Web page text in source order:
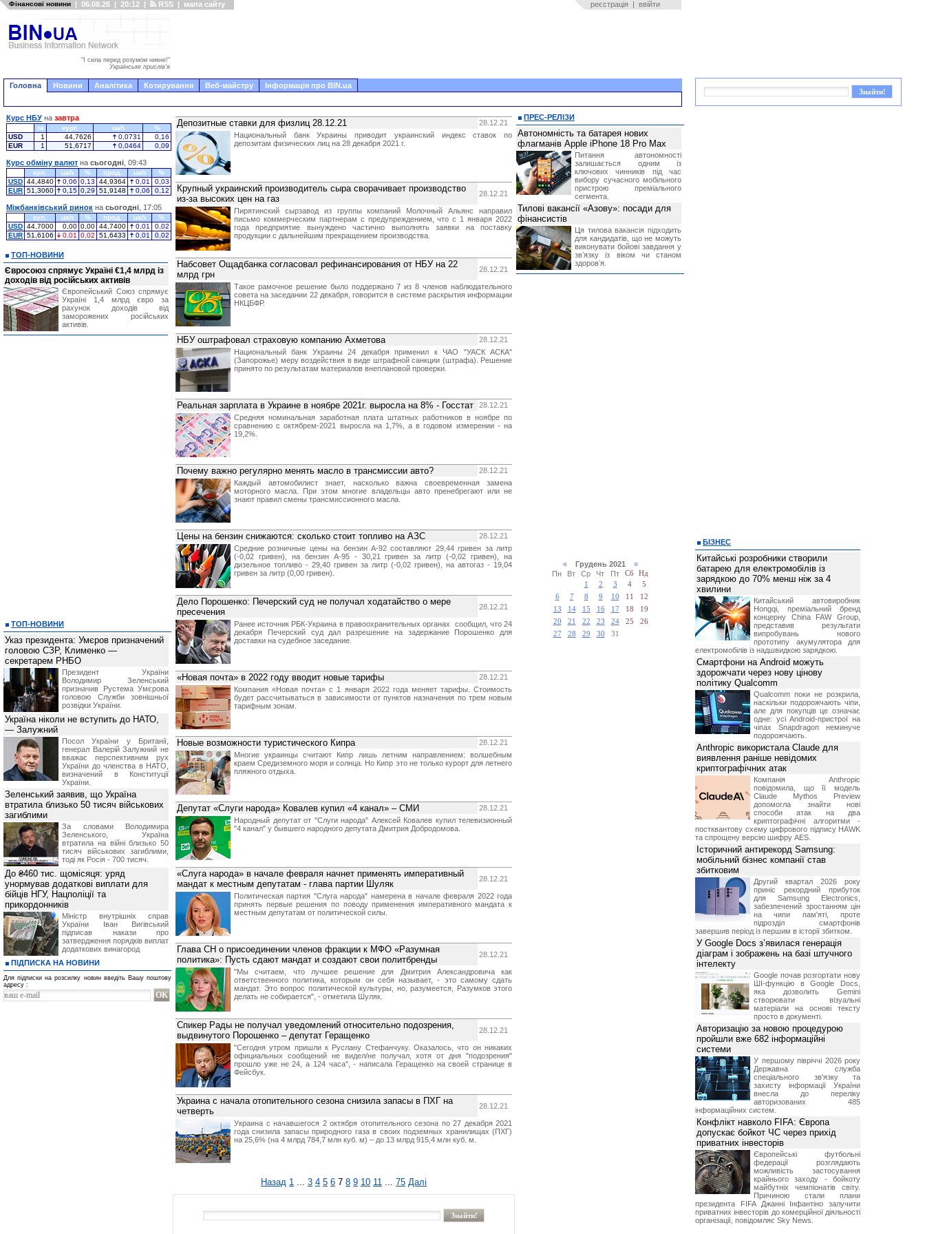
Фінансові новини | 06.08.26 | 20:12 | RSS | мапа сайту реєстрація | ввійти
"І сила перед розумом никне!"
Українське прислів'я
Головна Новини Аналітика Котирування Веб-майстру Інформація про BIN.ua
Депозитные ставки для физлиц 28.12.21
28.12.21
Национальный банк Украины приводит украинский индекс ставок по
депозитам физических лиц на 28 декабря 2021 г.
Крупный украинский производитель сыра сворачивает производство
из-за высоких цен на газ
28.12.21
Пирятинский сырзавод из группы компаний Молочный Альянс направил
письмо коммерческим партнерам с предупреждением, что с 1 января 2022
года предприятие вынуждено частично выполнять заявки на поставку
продукции с дальнейшим прекращением производства.
Набсовет Ощадбанка согласовал рефинансирования от НБУ на 22
млрд грн
28.12.21
Такое рамочное решение было поддержано 7 из 8 членов наблюдательного
совета на заседании 22 декабря, говорится в системе раскрытия информации
НКЦБФР.
НБУ оштрафовал страховую компанию Ахметова
28.12.21
Национальный банк Украины 24 декабря применил к ЧАО "УАСК АСКА"
(Запорожье) меру воздействия в виде штрафной санкции (штрафа). Решение
принято по результатам материалов внеплановой проверки.
Реальная зарплата в Украине в ноябре 2021г. выросла на 8% - Госстат
28.12.21
Cредняя номинальная заработная плата штатных работников в ноябре по
сравнению с октябрем-2021 выросла на 1,7%, а в годовом измерении - на
19,2%.
Почему важно регулярно менять масло в трансмиссии авто?
28.12.21
Каждый автомобилист знает, насколько важна своевременная замена
моторного масла. При этом многие владельцы авто пренебрегают или не
знают правил смены трансмиссионного масла.
Цены на бензин снижаются: сколько стоит топливо на АЗС
28.12.21
Средние розничные цены на бензин А-92 составляют 29,44 гривен за литр
(-0,02 гривен), на бензин А-95 - 30,21 гривен за литр (-0,02 гривен), на
дизельное топливо - 29,40 гривен за литр (-0,02 гривен), на автогаз - 19,04
гривен за литр (0,00 гривен).
Дело Порошенко: Печерский суд не получал ходатайство о мере
пресечения
28.12.21
Ранее источник РБК-Украина в правоохранительных органах сообщил, что 24
декабря Печерский суд дал разрешение на задержание Порошенко для
доставки на судебное заседание.
«Новая почта» в 2022 году вводит новые тарифы
28.12.21
Компания «Новая почта» с 1 января 2022 года меняет тарифы. Стоимость
будет рассчитываться в зависимости от пунктов назначения по трем новым
тарифным зонам.
Новые возможности туристического Кипра
28.12.21
Многие украинцы считают Кипр лишь летним направлением: волшебным
краем Средиземного моря и солнца. Но Кипр это не только курорт для летнего
пляжного отдыха.
Депутат «Слуги народа» Ковалев купил «4 канал» – СМИ
28.12.21
Народный депутат от "Слуги народа" Алексей Ковалев купил телевизионный
"4 канал" у бывшего народного депутата Дмитрия Добродомова.
«Слуга народа» в начале февраля начнет применять императивный
мандат к местным депутатам - глава партии Шуляк
28.12.21
Политическая партия "Слуга народа" намерена в начале февраля 2022 года
принять первые решения по поводу применения императивного мандата к
местным депутатам от политической силы.
Глава СН о присоединении членов фракции к МФО «Разумная
политика»: Пусть сдают мандат и создают свои политбренды
28.12.21
"Мы считаем, что лучшее решение для Дмитрия Александровича как
ответственного политика, которым он себя называет, - это самому сдать
мандат. Это вопрос политической культуры, но, разумеется, Разумков этого
делать не собирается", - отметила Шуляк.
Спикер Рады не получал уведомлений относительно подозрения,
выдвинутого Порошенко – депутат Геращенко
28.12.21
"Сегодня утром пришли к Руслану Стефанчуку. Оказалось, что он никаких
официальных сообщений не видел/не получал, хотя от дня "подозрения"
прошло уже не 24, а 124 часа", - написала Геращенко на своей странице в
Фейсбук.
Украина с начала отопительного сезона снизила запасы в ПХГ на
четверть
28.12.21
Украина с начавшегося 2 октября отопительного сезона по 27 декабря 2021
года снизила запасы природного газа в своих подземных хранилищах (ПХГ)
на 25,6% (на 4 млрд 784,7 млн куб. м) – до 13 млрд 915,4 млн куб. м.
Назад 1 ... 3 4 5 6 7 8 9 10 11 ... 75 Далі
Курс НБУ на завтра
за курс uah
%
USD
1 44,7626 0,0731
0,16
EUR
1 51,6717 0,0464 0,09
Курс обміну валют на сьогодні , 09:43
куп. uah % прод. uah
%
USD 44,4840 0,06 0,13 44,9364 0,01
0,03
EUR 51,3060 0,15 0,29 51,9148 0,06 0,12
Міжбанківський ринок на сьогодні , 17:05
куп. uah % прод. uah
%
USD 44,7000 0,00 0,00 44,7400 0,01
0,02
EUR 51,6106 0,01 0,02 51,6433 0,01 0,02
ТОП-НОВИНИ
Євросоюз спрямує Україні €1,4 млрд із
доходів від російських активів
Європейський Союз спрямує
Україні 1,4 млрд євро за
рахунок доходів від
заморожених російських
активів.
ТОП-НОВИНИ
Указ президента: Умєров призначений
головою СЗР, Клименко —
секретарем РНБО
Президент України
Володимир Зеленський
призначив Pустема Умєрова
головою Служби зовнішньої
розвідки України.
Україна ніколи не вступить до НАТО,
— Залужний
Посол України у Британії,
генерал Валерій Залужний не
вважає перспективним рух
України до членства в НАТО,
визначений в Конституції
України.
Зеленський заявив, що Україна
втратила близько 50 тисяч військових
загиблими
За словами Володимира
Зеленського, Україна
втратила на війні близько 50
тисяч військових загиблими,
тоді як Росія - 700 тисяч.
До ₴460 тис. щомісяця: уряд
унормував додаткові виплати для
бійців НГУ, Нацполіції та
прикордонників
Міністр внутрішніх справ
України Іван Вигівський
підписав накази про
затвердження порядків виплат
додаткових винагород
ПІДПИСКА НА НОВИНИ
Для підписки на розсилку новин введіть Вашу поштову
адресу :
ПРЕС-РЕЛІЗИ
Автономність та батарея нових
флагманів Apple iPhone 18 Pro Max
Питання автономності
залишається одним із
ключових чинників під час
вибору сучасного мобільного
пристрою преміального
сегмента.
Тилові вакансії «Азову»: посади для
фінансистів
Ця тилова вакансія підходить
для кандидатів, що не можуть
виконувати бойові завдання у
звʼязку із віком чи станом
здоровʼя.
«Грудень 2021 »
Пн
Вт Ср Чт Пт Сб
Нд
1
2 3 4
5
6
7 8 9 10 11
12
13
14 15 16 17 18
19
20
21 22 23 24 25
26
27
28 29 30 31
БІЗНЕС
Китайські розробники створили
батарею для електромобілів із
зарядкою до 70% менш ніж за 4
хвилини
Китайський автовиробник
Hongqi, преміальний бренд
концерну China FAW Group,
представив результати
випробувань нового
прототипу акумулятора для
електромобілів із надшвидкою зарядкою.
Смартфони на Android можуть
здорожчати через нову цінову
політику Qualcomm
Qualcomm поки не розкрила,
наскільки подорожчають чіпи,
але для покупців це означає
одне: усі Android-пристрої на
чіпах Snapdragon неминуче
подорожчають.
Anthropic використала Claude для
виявлення раніше невідомих
криптографічних атак
Компанія Anthropic
повідомила, що її модель
Claude Mythos Preview
допомогла знайти нові
способи атак на два
криптографічні алгоритми -
постквантову схему цифрового підпису HAWK
та спрощену версію шифру AES.
Історичний антирекорд Samsung:
мобільний бізнес компанії став
збитковим
Другий квартал 2026 року
приніс рекордний прибуток
для Samsung Electronics,
забезпечений зростанням цін
на чипи пам'яті, проте
підрозділ смартфонів
завершив період із першим в історії збитком.
У Google Docs з’явилася генерація
діаграм і зображень на базі штучного
інтелекту
Google почав розгортати нову
ШІ-функцію в Google Docs,
яка дозволить Gemini
створювати візуальні
матеріали на основі тексту
просто в документі.
Авторизацію за новою процедурою
пройшли вже 682 інформаційні
системи
У першому півріччі 2026 року
Державна служба
спеціального зв'язку та
захисту інформації України
внесла до переліку
авторизованих 485
інформаційних систем.
Конфлікт навколо FIFA: Європа
допускає бойкот ЧС через прихід
приватних інвесторів
Європейські футбольні
федерації розглядають
можливість застосування
крайнього заходу - бойкоту
майбутніх чемпіонатів світу.
Причиною стали плани
президента FIFA Джанні Інфантіно залучити
приватних інвесторів до комерційної діяльності
організації, повідомляє Sky News.